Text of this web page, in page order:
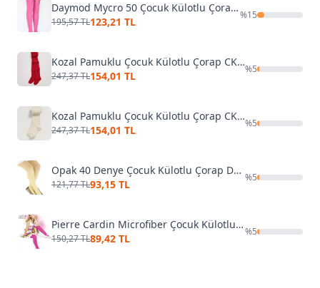
Daymod Mycro 50 Çocuk Külotlu Çorap D2112001
195,57 TL123,21 TL
%15
Kozal Pamuklu Çocuk Külotlu Çorap CKOZ01442
247,37 TL154,01 TL
%5
Kozal Pamuklu Çocuk Külotlu Çorap CKOZ01442 Kırmızı
247,37 TL154,01 TL
%5
Opak 40 Denye Çocuk Külotlu Çorap Dore 10678
121,77 TL93,15 TL
%5
Pierre Cardin Microfiber Çocuk Külotlu Çorap Aida
150,27 TL89,42 TL
%5